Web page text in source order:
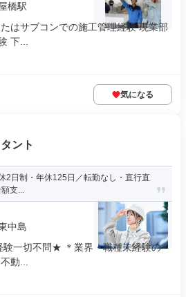
橋駅
はサブコンでの施工管理経験 現業部
下...
気になる
ント
日制・年休125日／転勤なし・直行直
支...
中島
一切不問★ ＊業界・職種未経験の
動...